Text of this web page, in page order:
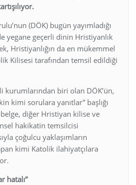
(DÖK) bugün yayımladığı
yegane geçerli dinin Hristiyanlık
Hristiyanlığın da en mükemmel
Kilisesi tarafından temsil edildiği
kurumlarından biri olan DÖK’ün,
kimi sorulara yanıtlar” başlığı
belge, diğer Hristiyan kilise ve
hakikatin temsilcisi
çoğulcu yaklaşımların
kimi Katolik ilahiyatçılara
hatalı”